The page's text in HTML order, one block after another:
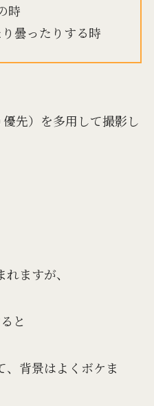
時
曇ったりする時
先）を多用して撮影し
ますが、
と
、背景はよくボケま